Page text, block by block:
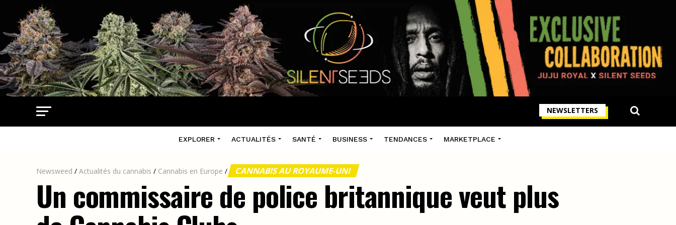
NEWSLETTERS
EXPLORER ACTUALITÉS SANTÉ BUSINESS TENDANCES MARKETPLACE
Newsweed / Actualités du cannabis / Cannabis en Europe / CANNABIS AU ROYAUME-UNI
Un commissaire de police britannique veut plus